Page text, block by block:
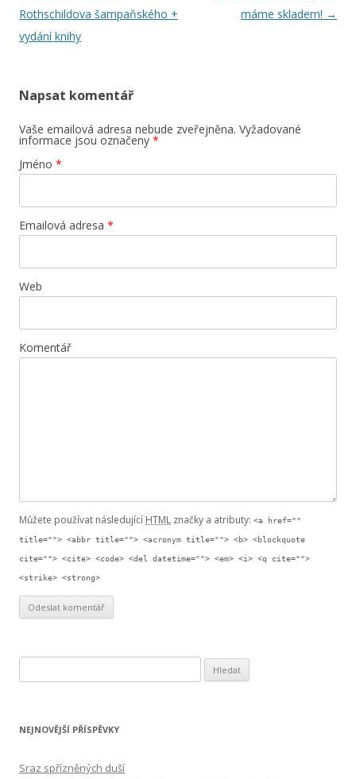
Rothschildova šampaňského +
vydání knihy
máme skladem! →
Napsat komentář
Vaše emailová adresa nebude zveřejněna. Vyžadované
informace jsou označeny *
Jméno *
Emailová adresa *
Web
Komentář
Můžete používat následující HTML značky a atributy: <a href=""
title=""> <abbr title=""> <acronym title=""> <b> <blockquote
cite=""> <cite> <code> <del datetime=""> <em> <i> <q cite="">
<strike> <strong>
NEJNOVĚJŠÍ PŘÍSPĚVKY
Sraz spřízněných duší